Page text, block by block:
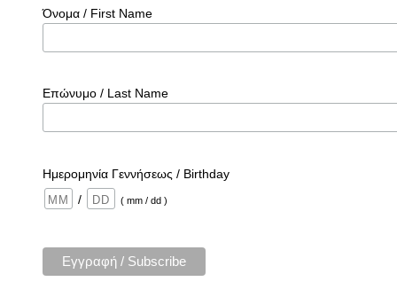
Όνομα / First Name
Επώνυμο / Last Name
Ημερομηνία Γεννήσεως / Birthday
/
( mm / dd )